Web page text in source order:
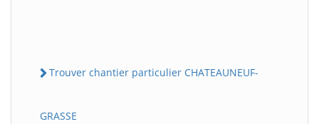
Trouver chantier particulier CHATEAUNEUF-
GRASSE